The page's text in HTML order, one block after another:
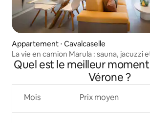
Appartement ⋅ Cavalcaselle
La vie en camion Marula : sauna, jacuzzi
Quel est le meilleur
Vérone ?
Mois Prix moyen